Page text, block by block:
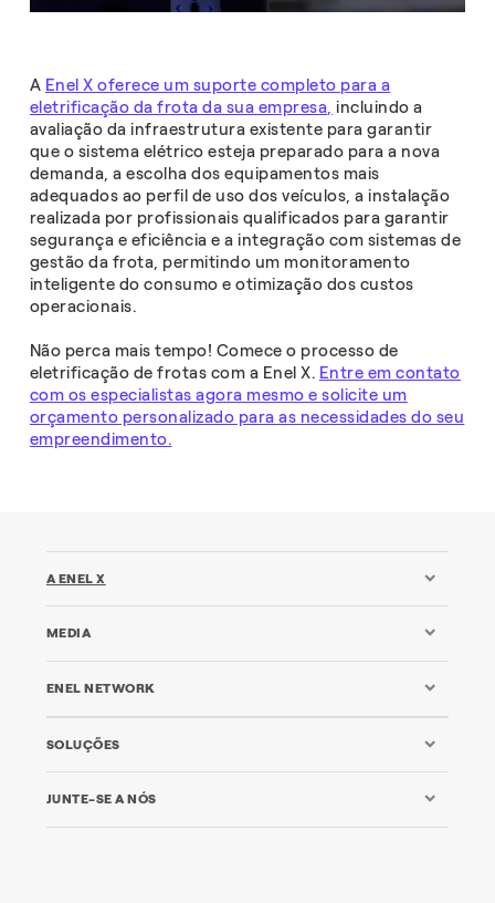
A Enel X oferece um suporte completo para a
eletrificação da frota da sua empresa, incluindo a
avaliação da infraestrutura existente para garantir
que o sistema elétrico esteja preparado para a nova
demanda, a escolha dos equipamentos mais
adequados ao perfil de uso dos veículos, a instalação
realizada por profissionais qualificados para garantir
segurança e eficiência e a integração com sistemas de
gestão da frota, permitindo um monitoramento
inteligente do consumo e otimização dos custos
operacionais.
Não perca mais tempo! Comece o processo de
eletrificação de frotas​ com a Enel X. Entre em contato
com os especialistas agora mesmo e solicite um
orçamento personalizado para as necessidades do seu
empreendimento.
A ENEL X
MEDIA
ENEL NETWORK
SOLUÇÕES
JUNTE-SE A NÓS